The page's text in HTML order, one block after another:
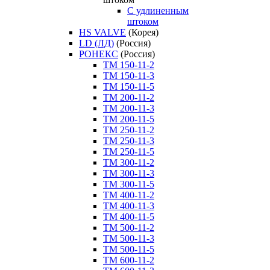
C удлиненным
штоком
HS VALVE (Корея)
LD (ЛД) (Россия)
РОНЕКС (Россия)
ТM 150-11-2
ТM 150-11-3
ТM 150-11-5
ТM 200-11-2
ТM 200-11-3
ТM 200-11-5
ТM 250-11-2
ТM 250-11-3
ТM 250-11-5
ТM 300-11-2
ТM 300-11-3
ТM 300-11-5
ТM 400-11-2
ТM 400-11-3
ТM 400-11-5
ТM 500-11-2
ТM 500-11-3
ТM 500-11-5
ТM 600-11-2